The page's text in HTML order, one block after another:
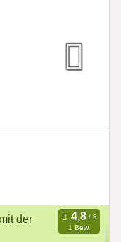
der
1 Bew.